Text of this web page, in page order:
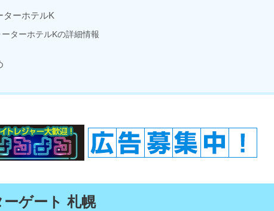
ターホテルK
ーターホテルKの詳細情報
ゲート 札幌